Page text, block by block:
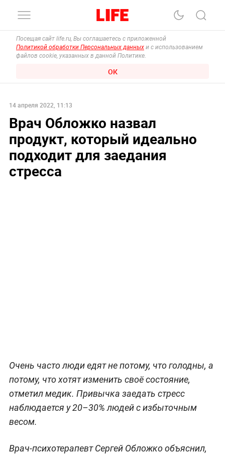
Посещая сайт life.ru, Вы соглашаетесь с приложенной
Политикой обработки Персональных данных и с использованием
файлов cookie, указанных в данной Политике.
ОК
14 апреля 2022, 11:13
Врач Обложко назвал
продукт, который идеально
подходит для заедания
стресса
Очень часто люди едят не потому, что голодны, а
потому, что хотят изменить своё состояние,
отметил медик. Привычка заедать стресс
наблюдается у 20–30% людей с избыточным
весом.
Врач-психотерапевт Сергей Обложко объяснил,